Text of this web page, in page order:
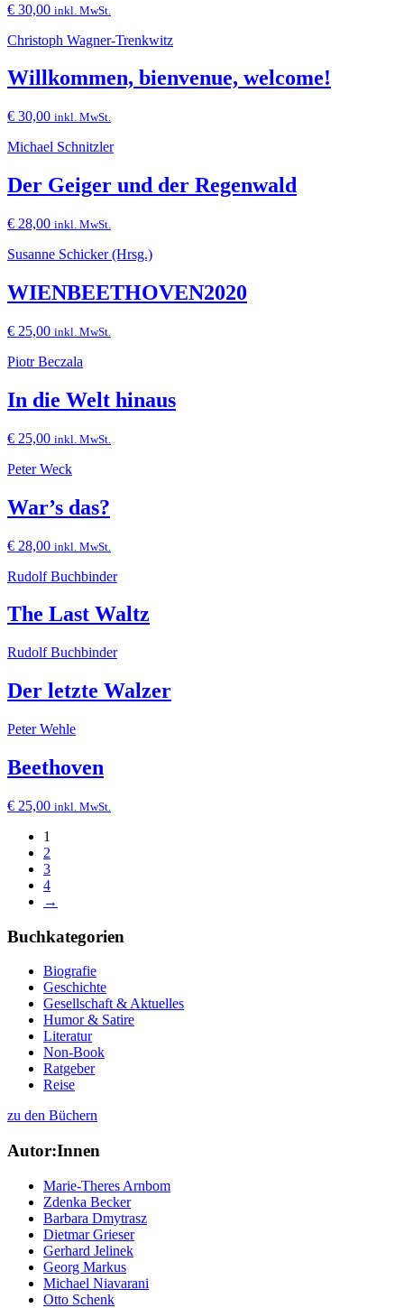
€ 30,00 inkl. MwSt.
Christoph Wagner-Trenkwitz
Willkommen, bienvenue, welcome!
€ 30,00 inkl. MwSt.
Michael Schnitzler
Der Geiger und der Regenwald
€ 28,00 inkl. MwSt.
Susanne Schicker (Hrsg.)
WIENBEETHOVEN2020
€ 25,00 inkl. MwSt.
Piotr Beczala
In die Welt hinaus
€ 25,00 inkl. MwSt.
Peter Weck
War’s das?
€ 28,00 inkl. MwSt.
Rudolf Buchbinder
The Last Waltz
Rudolf Buchbinder
Der letzte Walzer
Peter Wehle
Beethoven
€ 25,00 inkl. MwSt.
1
2
3
4
→
Buchkategorien
Biografie
Geschichte
Gesellschaft & Aktuelles
Humor & Satire
Literatur
Non-Book
Ratgeber
Reise
zu den Büchern
Autor:Innen
Marie-Theres Arnbom
Zdenka Becker
Barbara Dmytrasz
Dietmar Grieser
Gerhard Jelinek
Georg Markus
Michael Niavarani
Otto Schenk